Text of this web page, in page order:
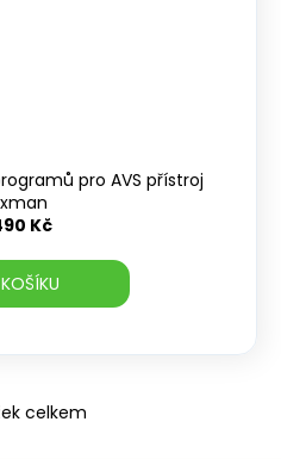
pro AVS přístroj
Kč
O
v
celkem